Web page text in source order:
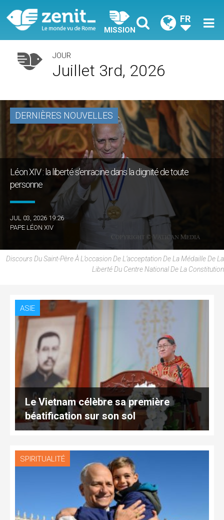
MISSION
FR
JOUR
Juillet 3rd, 2026
DERNIÈRES NOUVELLES
Léon XIV : la liberté s’enracine dans la dignité de toute
personne
JUL 03, 2026 19:26
PAPE LÉON XIV
Discours Du Saint-Père À L’occasion De L’acceptation De La Médaille De La
Liberté Du Centre National De La Constitution
ASIE
Le Vietnam célèbre sa première
béatification sur son sol
SPIRITUALITÉ